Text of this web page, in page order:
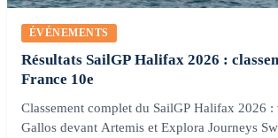
ÉVÉNEMENTS
Résultats SailGP Halifax 2026 :
France 10e
Classement complet du SailGP Halifax 2026
Gallos devant Artemis et Explora Journeys